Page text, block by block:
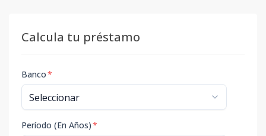
Calcula tu préstamo
Banco*
Período (En Años)*